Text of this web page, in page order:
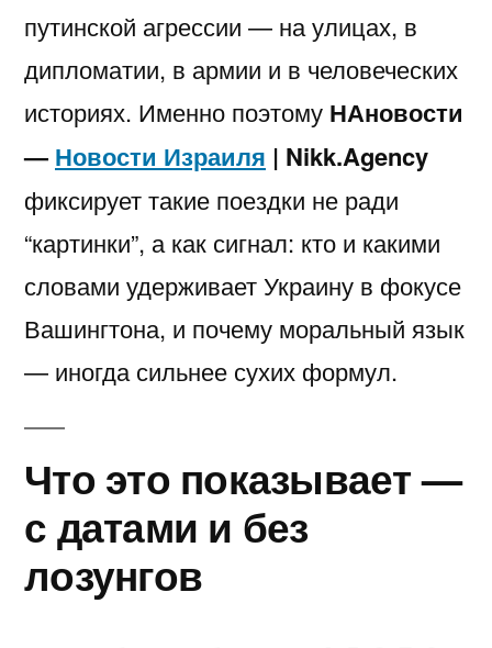
путинской агрессии — на улицах, в
дипломатии, в армии и в человеческих
историях. Именно поэтому НАновости
— Новости Израиля | Nikk.Agency
фиксирует такие поездки не ради
“картинки”, а как сигнал: кто и какими
словами удерживает Украину в фокусе
Вашингтона, и почему моральный язык
— иногда сильнее сухих формул.
Что это показывает —
с датами и без
лозунгов